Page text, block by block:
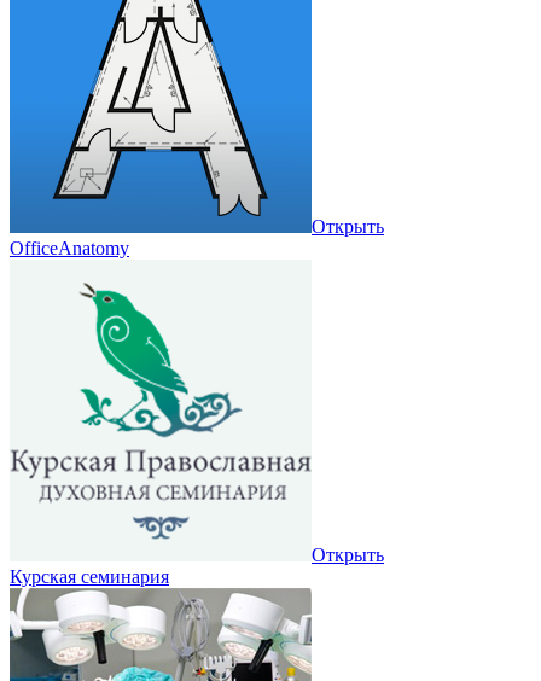
Открыть
OfficeAnatomy
Открыть
Курская семинария